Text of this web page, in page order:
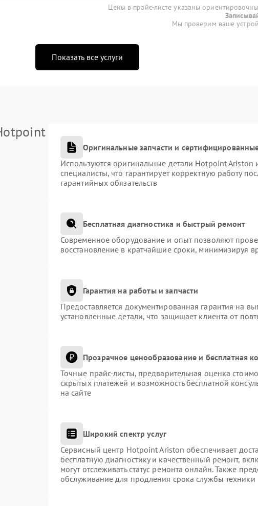
Цены в прайс-листе указаны
Мы проверим ваше
Показать все услуги
Оригинальные запчасти и
Используются оригинальные детали Hotpoint
специалисты, что гарантирует корректную работу
гарантийных обязательств
Бесплатная диагностика и быстрый ремонт
Современное оборудование и опыт позволяют
восстановление в кратчайшие сроки, минимизируя
Гарантия на работы и запчасти
Предоставляется документированная гарантия на
установленные детали, что защищает клиента от
Прозрачное ценообразование и бесплатная
Точные прайс-листы, предварительная оценка
скрытых платежей и возможность бесплатной
на сайте
Широкий спектр услуг
Сервисный центр Hotpoint Ariston обеспечивает
бесплатную диагностику и качественный ремонт,
могут отслеживать статус ремонта онлайн. Также
обслуживание для продления срока службы техники